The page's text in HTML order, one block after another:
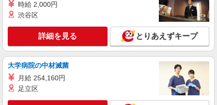
キープ 詳細を見る
派遣社員
株式会社パソナ・大阪/OKW6001176503
一般事務
時給1550円 月収例：233000円 ★交通費規定に
大阪府大阪市北区（大阪メトロ御堂筋線梅田
時給 2,000円
渋谷区
詳細を見る とりあえずキープ
大学病院の中材滅菌
月給 254,160円
足立区